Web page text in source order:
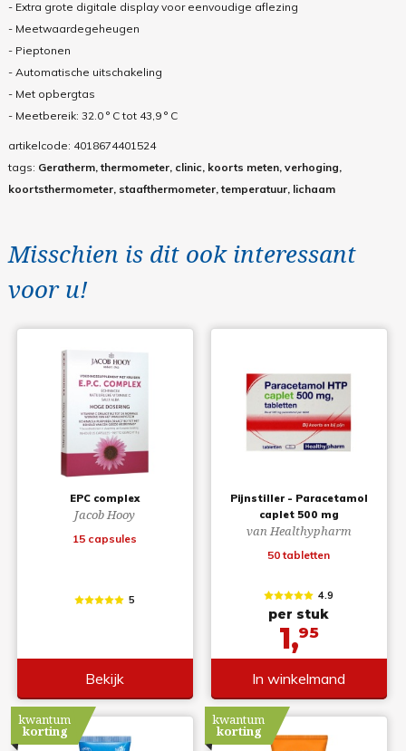
- Extra grote digitale display voor eenvoudige aflezing
- Meetwaardegeheugen
- Pieptonen
- Automatische uitschakeling
- Met opbergtas
- Meetbereik: 32.0 ° C tot 43,9 ° C
artikelcode: 4018674401524
tags: Geratherm, thermometer, clinic, koorts meten, verhoging,
koortsthermometer, staafthermometer, temperatuur, lichaam
Misschien is dit ook interessant
voor u!
EPC complex
Jacob Hooy
15 capsules
5
Bekijk
Pijnstiller - Paracetamol
caplet 500 mg
van Healthypharm
50 tabletten
4.9
per stuk
1,95
In winkelmand
kwantum
korting
kwantum
korting